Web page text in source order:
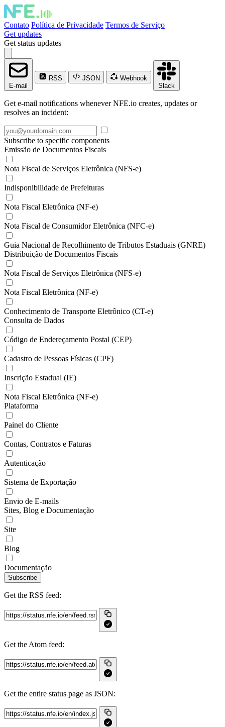
Contato Política de Privacidade Termos de Serviço
Get updates
Get status updates
E-mail
RSS JSON
Webhook
Slack
Get e-mail notifications whenever NFE.io creates, updates or
resolves an incident:
Subscribe to specific components
Emissão de Documentos Fiscais
Nota Fiscal de Serviços Eletrônica (NFS-e)
Indisponibilidade de Prefeituras
Nota Fiscal Eletrônica (NF-e)
Nota Fiscal de Consumidor Eletrônica (NFC-e)
Guia Nacional de Recolhimento de Tributos Estaduais (GNRE)
Distribuição de Documentos Fiscais
Nota Fiscal de Serviços Eletrônica (NFS-e)
Nota Fiscal Eletrônica (NF-e)
Conhecimento de Transporte Eletrônico (CT-e)
Consulta de Dados
Código de Endereçamento Postal (CEP)
Cadastro de Pessoas Físicas (CPF)
Inscrição Estadual (IE)
Nota Fiscal Eletrônica (NF-e)
Plataforma
Painel do Cliente
Contas, Contratos e Faturas
Autenticação
Sistema de Exportação
Envio de E-mails
Sites, Blog e Documentação
Site
Blog
Documentação
Subscribe
Get the RSS feed:
Get the Atom feed:
Get the entire status page as JSON: